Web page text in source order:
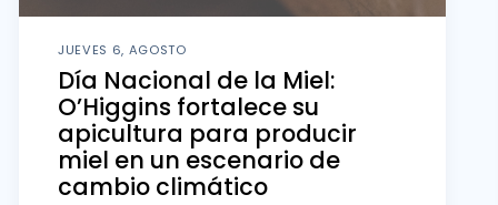
JUEVES 6, AGOSTO
Día Nacional de la Miel:
O’Higgins fortalece su
apicultura para producir
miel en un escenario de
cambio climático